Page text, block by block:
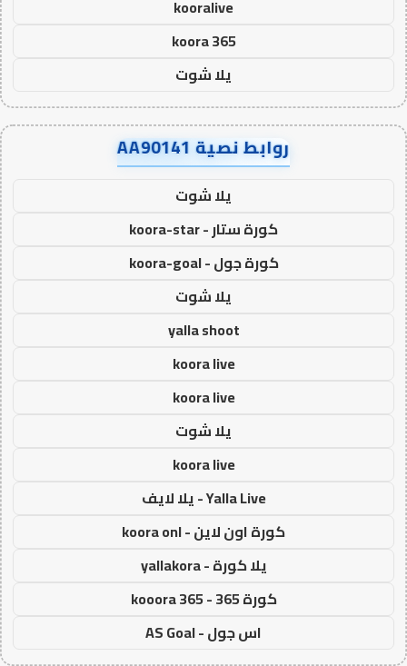
kooralive
koora 365
يلا شوت
روابط نصية AA90141
يلا شوت
كورة ستار - koora-star
كورة جول - koora-goal
يلا شوت
yalla shoot
koora live
koora live
يلا شوت
koora live
Yalla Live - يلا لايف
كورة اون لاين - koora onl
يلا كورة - yallakora
كورة 365 - kooora 365
اس جول - AS Goal